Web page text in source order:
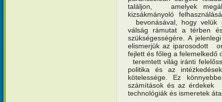
találjon, amelyek
kizsákmányoló
bevonásával, hogy velük
válság rámutat a térben
szükségességére. A
elismerjük az iparosodott
fejlett és főleg a felemelkedő
teremtett világ iránti
politika és az
kötelessége. Ez
számítások és az érdekek
technológiák és ismeretek